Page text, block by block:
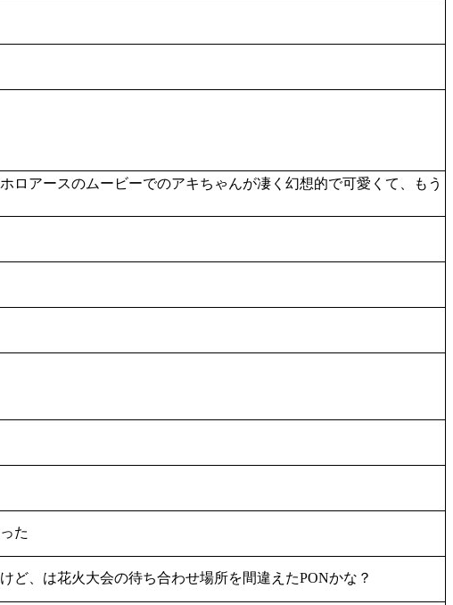
アースのムービーでのアキちゃんが凄く幻想的で可愛くて、もう
た
ど、は花火大会の待ち合わせ場所を間違えたPONかな？